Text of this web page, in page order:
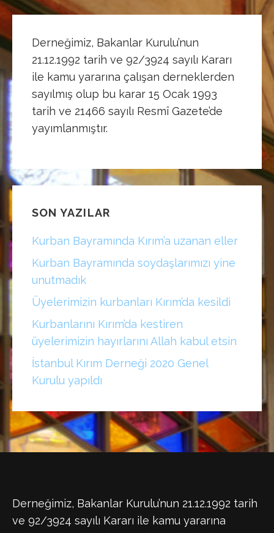
Derneğimiz, Bakanlar Kurulu’nun
21.12.1992 tarih ve 92/3924 sayılı Kararı
ile kamu yararına çalışan derneklerden
sayılmış olup bu karar 15 Ocak 1993
tarih ve 21466 sayılı Resmî Gazete’de
yayımlanmıştır.
SON YAZILAR
Kurban Bayramında Kırım’a uzanan eller
Kurban Bayramında soydaşlarımızı yine
unutmadık
Üyelerimizin kurbanları Kırım’da kesildi
Kurbanlarını Kırım’da kestiren
üyelerimizin hayırlarını Allah kabul etsin
İstanbul Kırım Derneği 2020 Genel
Kurulu yapıldı
Derneğimiz, Bakanlar Kurulu’nun 21.12.1992 tarih
ve 92/3924 sayılı Kararı ile kamu yararına